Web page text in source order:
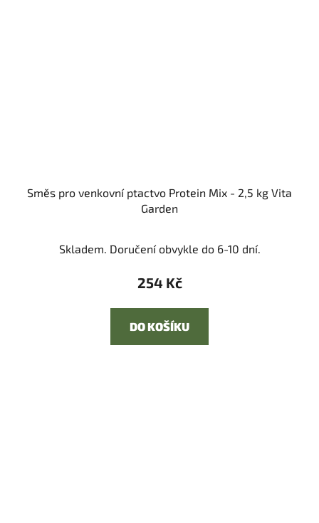
Směs pro venkovní ptactvo Protein Mix - 2,5 kg Vita
Garden
Skladem. Doručení obvykle do 6-10 dní.
254 Kč
DO KOŠÍKU